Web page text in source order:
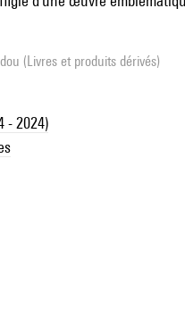
(Livres et produits dérivés)
- 2024)